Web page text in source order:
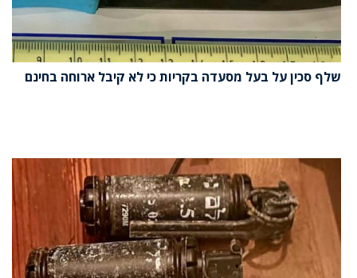
שלף סכין על בעל מסעדה בקריות כי לא קיבל ארוחה בחינם